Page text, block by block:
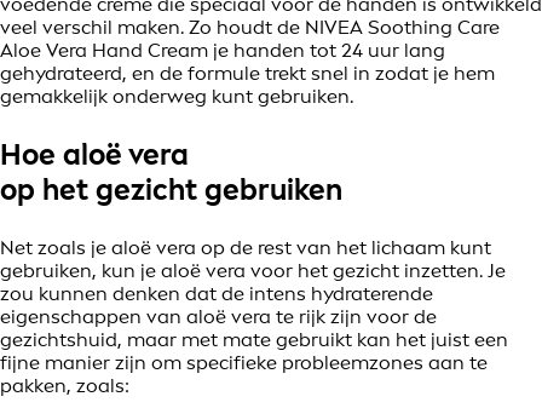
veel verschil maken. Zo houdt de NIVEA Soothing Care
Aloe Vera Hand Cream je handen tot 24 uur lang
gehydrateerd, en de formule trekt snel in zodat je hem
gemakkelijk onderweg kunt gebruiken.
Hoe aloë vera
op het gezicht gebruiken
Net zoals je aloë vera op de rest van het lichaam kunt
gebruiken, kun je aloë vera voor het gezicht inzetten. Je
zou kunnen denken dat de intens hydraterende
eigenschappen van aloë vera te rijk zijn voor de
gezichtshuid, maar met mate gebruikt kan het juist een
fijne manier zijn om specifieke probleemzones aan te
pakken, zoals: